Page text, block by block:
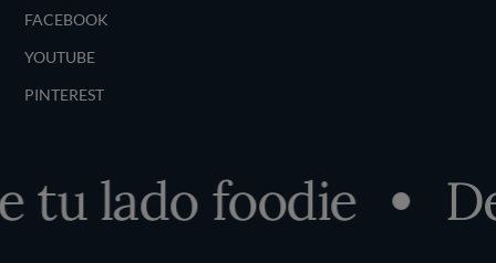
FACEBOOK
YOUTUBE
PINTEREST
lado foodie